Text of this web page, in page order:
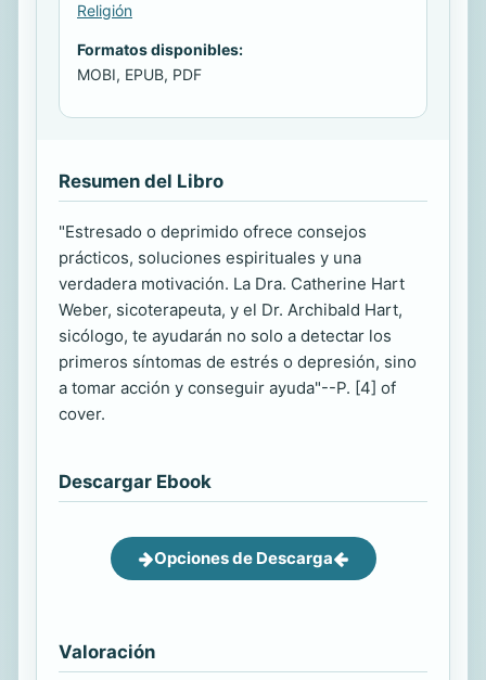
Religión
Formatos disponibles:
MOBI, EPUB, PDF
Resumen del Libro
"Estresado o deprimido ofrece consejos
prácticos, soluciones espirituales y una
verdadera motivación. La Dra. Catherine Hart
Weber, sicoterapeuta, y el Dr. Archibald Hart,
sicólogo, te ayudarán no solo a detectar los
primeros síntomas de estrés o depresión, sino
a tomar acción y conseguir ayuda"--P. [4] of
cover.
Descargar Ebook
Opciones de Descarga
Valoración